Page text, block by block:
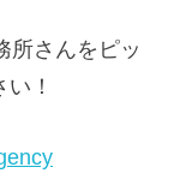
所さんをピッ
！